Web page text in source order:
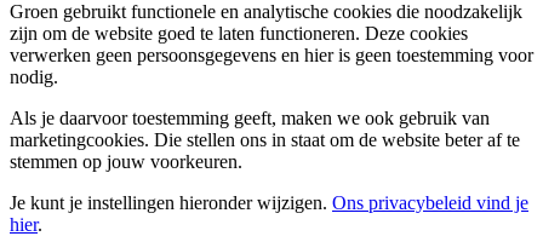
Groen gebruikt functionele en analytische cookies die noodzakelijk
zijn om de website goed te laten functioneren. Deze cookies
verwerken geen persoonsgegevens en hier is geen toestemming voor
nodig.
Als je daarvoor toestemming geeft, maken we ook gebruik van
marketingcookies. Die stellen ons in staat om de website beter af te
stemmen op jouw voorkeuren.
Je kunt je instellingen hieronder wijzigen. Ons privacybeleid vind je
hier.